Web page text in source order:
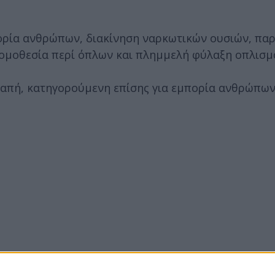
ανθρώπων, διακίνηση ναρκωτικών ουσιών,
περί όπλων και πλημμελή φύλαξη
κατηγορούμενη επίσης για εμπορία